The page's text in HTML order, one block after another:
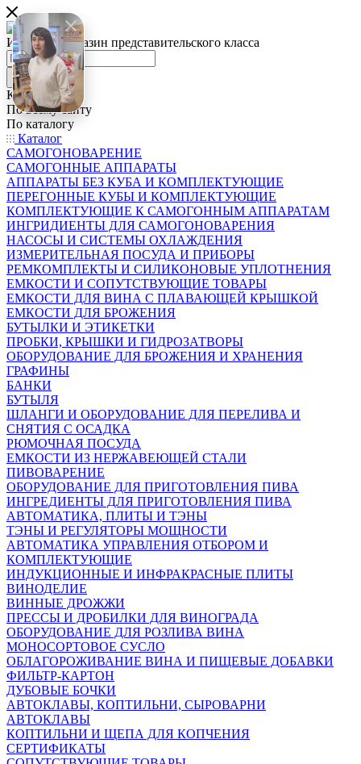
Интернет-магазин представительского класса
Каталог
По всему сайту
По каталогу
Каталог
САМОГОНОВАРЕНИЕ
САМОГОННЫЕ АППАРАТЫ
АППАРАТЫ БЕЗ КУБА И КОМПЛЕКТУЮЩИЕ
ПЕРЕГОННЫЕ КУБЫ И КОМПЛЕКТУЮЩИЕ
КОМПЛЕКТУЮЩИЕ К САМОГОННЫМ АППАРАТАМ
ИНГРИДИЕНТЫ ДЛЯ САМОГОНОВАРЕНИЯ
НАСОСЫ И СИСТЕМЫ ОХЛАЖДЕНИЯ
ИЗМЕРИТЕЛЬНАЯ ПОСУДА И ПРИБОРЫ
РЕМКОМПЛЕКТЫ И СИЛИКОНОВЫЕ УПЛОТНЕНИЯ
ЕМКОСТИ И СОПУТСТВУЮЩИЕ ТОВАРЫ
ЕМКОСТИ ДЛЯ ВИНА С ПЛАВАЮЩЕЙ КРЫШКОЙ
ЕМКОСТИ ДЛЯ БРОЖЕНИЯ
БУТЫЛКИ И ЭТИКЕТКИ
ПРОБКИ, КРЫШКИ И ГИДРОЗАТВОРЫ
ОБОРУДОВАНИЕ ДЛЯ БРОЖЕНИЯ И ХРАНЕНИЯ
ГРАФИНЫ
БАНКИ
БУТЫЛЯ
ШЛАНГИ И ОБОРУДОВАНИЕ ДЛЯ ПЕРЕЛИВА И
СНЯТИЯ С ОСАДКА
РЮМОЧНАЯ ПОСУДА
ЕМКОСТИ ИЗ НЕРЖАВЕЮЩЕЙ СТАЛИ
ПИВОВАРЕНИЕ
ОБОРУДОВАНИЕ ДЛЯ ПРИГОТОВЛЕНИЯ ПИВА
ИНГPЕДИЕНТЫ ДЛЯ ПРИГОТОВЛЕНИЯ ПИВА
АВТОМАТИКА, ПЛИТЫ И ТЭНЫ
ТЭНЫ И РЕГУЛЯТОРЫ МОЩНОСТИ
АВТОМАТИКА УПРАВЛЕНИЯ ОТБОРОМ И
КОМПЛЕКТУЮЩИЕ
ИНДУКЦИОННЫЕ И ИНФРАКРАСНЫЕ ПЛИТЫ
ВИНОДЕЛИЕ
ВИННЫЕ ДРОЖЖИ
ПРЕССЫ И ДРОБИЛКИ ДЛЯ ВИНОГРАДА
ОБОРУДОВАНИЕ ДЛЯ РОЗЛИВА ВИНА
МОНОСОРТОВОЕ СУСЛО
ОБЛАГОРОЖИВАНИЕ ВИНА И ПИЩЕВЫЕ ДОБАВКИ
ФИЛЬТР-КАРТОН
ДУБОВЫЕ БОЧКИ
АВТОКЛАВЫ, КОПТИЛЬНИ, СЫРОВАРНИ
АВТОКЛАВЫ
КОПТИЛЬНИ И ЩЕПА ДЛЯ КОПЧЕНИЯ
СЕРТИФИКАТЫ